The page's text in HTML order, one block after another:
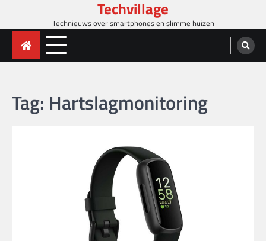
content
Techvillage
Technieuws over smartphones en slimme huizen
Tag: Hartslagmonitoring